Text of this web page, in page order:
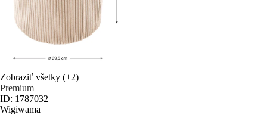
Zobraziť všetky (+2)
Premium
ID: 1787032
Wigiwama